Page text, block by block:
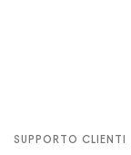
SUPPORTO CLIENTI